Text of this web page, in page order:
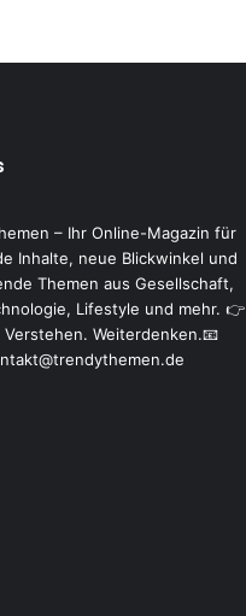
– Ihr Online-Magazin für
Inhalte, neue Blickwinkel und
Themen aus Gesellschaft,
Lifestyle und mehr. 👉
Verstehen. Weiterdenken.📧